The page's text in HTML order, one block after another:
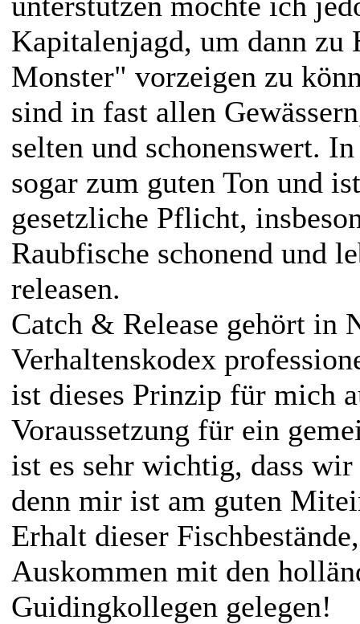
Kapitalenjagd, um dann zu
Monster" vorzeigen zu
sind in fast allen
selten und schonenswert.
sogar zum guten Ton und
gesetzliche Pflicht,
Raubfische schonend und
releasen.
Catch & Release gehört in
Verhaltenskodex
ist dieses Prinzip für mich
Voraussetzung für ein
ist es sehr wichtig, dass
denn mir ist am guten
Erhalt dieser
Auskommen mit den
Guidingkollegen gelegen!